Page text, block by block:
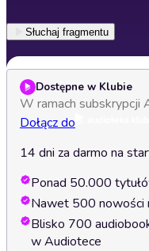
Słuchaj fragmentu
Dostępne w Klubie
W ramach subskrypcji
Dołącz do
14 dni za darmo na
Ponad 50.000
Nawet 500 nowości
Blisko 700
w Audiotece